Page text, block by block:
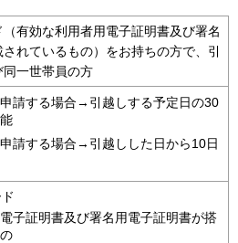
有効な利用者用電子証明書及び署名
れているもの）をお持ちの方で、引
一世帯員の方
請する場合→引越しする予定日の30
請する場合→引越しした日から10日
子証明書及び署名用電子証明書が搭